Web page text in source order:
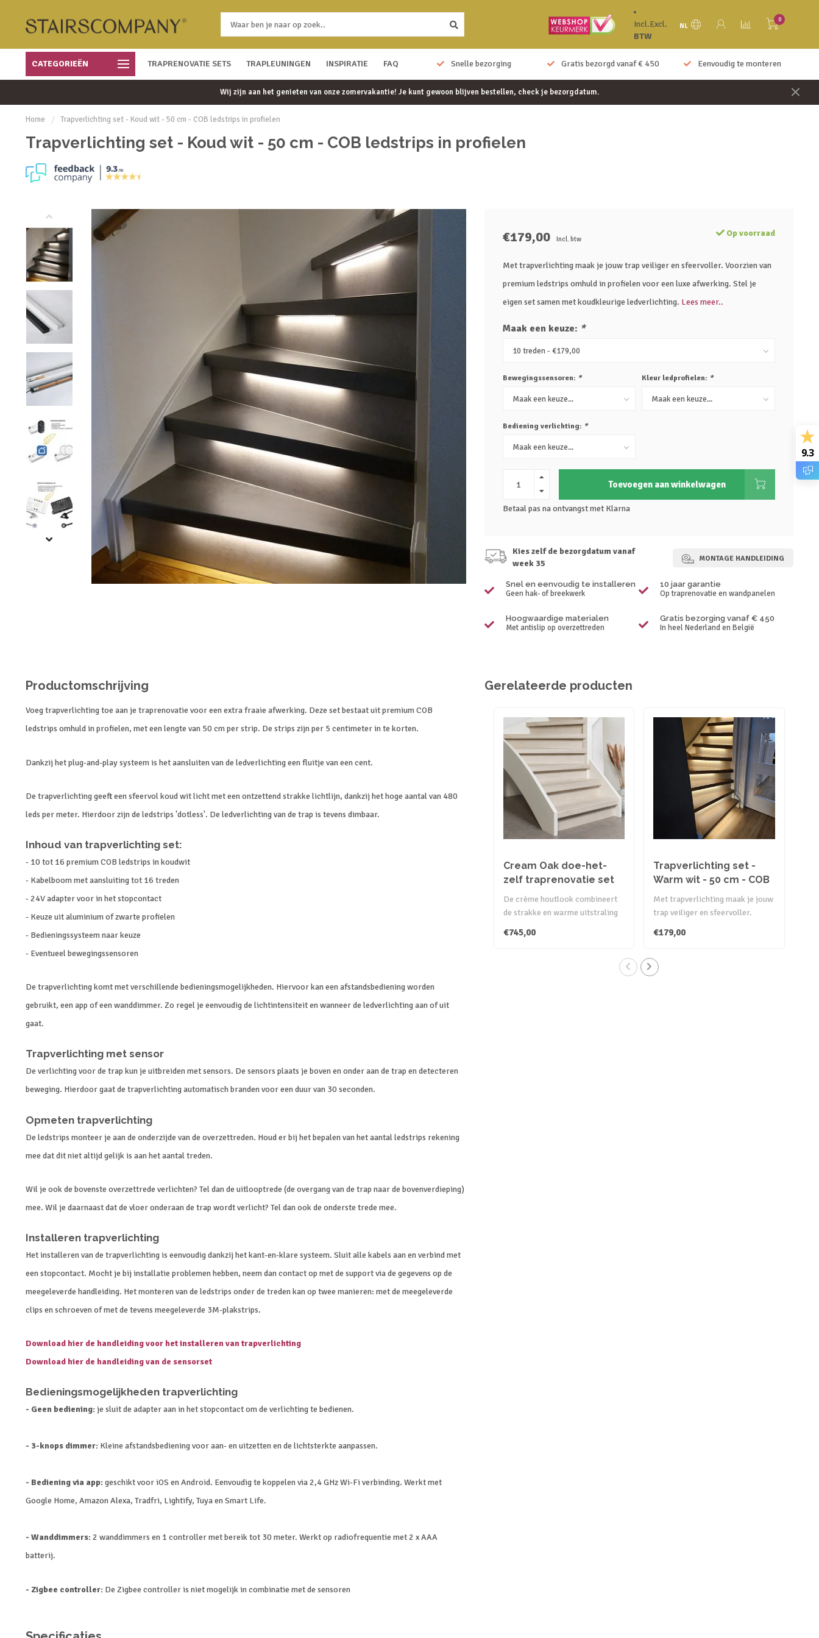
Incl.Excl.
BTW
NL
0
CATEGORIEËN TRAPRENOVATIE SETS TRAPLEUNINGEN INSPIRATIE FAQ
Gratis bezorgd vanaf € 450 Eenvoudig te monteren 10 jaar garantie Snelle bezorging Gratis bezorgd vanaf € 450 Eenvoudig te monteren
Wij zijn aan het genieten van onze zomervakantie! Je kunt gewoon blijven bestellen, check je bezorgdatum.
Home / Trapverlichting set - Koud wit - 50 cm - COB ledstrips in profielen
Trapverlichting set - Koud wit - 50 cm - COB ledstrips in profielen
€179,00 Incl. btw
Op voorraad
Met trapverlichting maak je jouw trap veiliger en sfeervoller. Voorzien van
premium ledstrips omhuld in profielen voor een luxe afwerking. Stel je
eigen set samen met koudkleurige ledverlichting. Lees meer..
Maak een keuze: *
Bewegingssensoren: * Kleur ledprofielen: *
Bediening verlichting: *
Toevoegen aan winkelwagen
Betaal pas na ontvangst met Klarna
Kies zelf de bezorgdatum vanaf
week 35
MONTAGE HANDLEIDING
Snel en eenvoudig te installeren
Geen hak- of breekwerk
10 jaar garantie
Op traprenovatie en wandpanelen
Hoogwaardige materialen
Met antislip op overzettreden
Gratis bezorging vanaf € 450
In heel Nederland en België
Productomschrijving
Voeg trapverlichting toe aan je traprenovatie voor een extra fraaie afwerking. Deze set bestaat uit premium COB
ledstrips omhuld in profielen, met een lengte van 50 cm per strip. De strips zijn per 5 centimeter in te korten.
Dankzij het plug-and-play systeem is het aansluiten van de ledverlichting een fluitje van een cent.
De trapverlichting geeft een sfeervol koud wit licht met een ontzettend strakke lichtlijn, dankzij het hoge aantal van 480
leds per meter. Hierdoor zijn de ledstrips 'dotless'. De ledverlichting van de trap is tevens dimbaar.
Inhoud van trapverlichting set:
- 10 tot 16 premium COB ledstrips in koudwit
- Kabelboom met aansluiting tot 16 treden
- 24V adapter voor in het stopcontact
- Keuze uit aluminium of zwarte profielen
- Bedieningssysteem naar keuze
- Eventueel bewegingssensoren
De trapverlichting komt met verschillende bedieningsmogelijkheden. Hiervoor kan een afstandsbediening worden
gebruikt, een app of een wanddimmer. Zo regel je eenvoudig de lichtintensiteit en wanneer de ledverlichting aan of uit
gaat.
Trapverlichting met sensor
De verlichting voor de trap kun je uitbreiden met sensors. De sensors plaats je boven en onder aan de trap en detecteren
beweging. Hierdoor gaat de trapverlichting automatisch branden voor een duur van 30 seconden.
Opmeten trapverlichting
De ledstrips monteer je aan de onderzijde van de overzettreden. Houd er bij het bepalen van het aantal ledstrips rekening
mee dat dit niet altijd gelijk is aan het aantal treden.
Wil je ook de bovenste overzettrede verlichten? Tel dan de uitlooptrede (de overgang van de trap naar de bovenverdieping)
mee. Wil je daarnaast dat de vloer onderaan de trap wordt verlicht? Tel dan ook de onderste trede mee.
Installeren trapverlichting
Het installeren van de trapverlichting is eenvoudig dankzij het kant-en-klare systeem. Sluit alle kabels aan en verbind met
een stopcontact. Mocht je bij installatie problemen hebben, neem dan contact op met de support via de gegevens op de
meegeleverde handleiding. Het monteren van de ledstrips onder de treden kan op twee manieren: met de meegeleverde
clips en schroeven of met de tevens meegeleverde 3M-plakstrips.
Download hier de handleiding voor het installeren van trapverlichting
Download hier de handleiding van de sensorset
Bedieningsmogelijkheden trapverlichting
- Geen bediening:je sluit de adapter aan in het stopcontact om de verlichting te bedienen.
- 3-knops dimmer: Kleine afstandsbediening voor aan- en uitzetten en de lichtsterkte aanpassen.
- Bediening via app:geschikt voor iOS en Android. Eenvoudig te koppelen via 2,4 GHz Wi-Fi verbinding. Werkt met
Google Home, Amazon Alexa, Tradfri, Lightify, Tuya en Smart Life.
- Wanddimmers:2 wanddimmers en 1 controller met bereik tot 30 meter. Werkt op radiofrequentie met 2 x AAA
batterij.
- Zigbee controller: De Zigbee controller is niet mogelijk in combinatie met de sensoren
Gerelateerde producten
Cream Oak doe-het-
zelf traprenovatie set
De crème houtlook combineert
de strakke en warme uitstraling
€745,00
Trapverlichting set -
Warm wit - 50 cm - COB
ledstrips in profielen
Met trapverlichting maak je jouw
trap veiliger en sfeervoller.
€179,00
9.3